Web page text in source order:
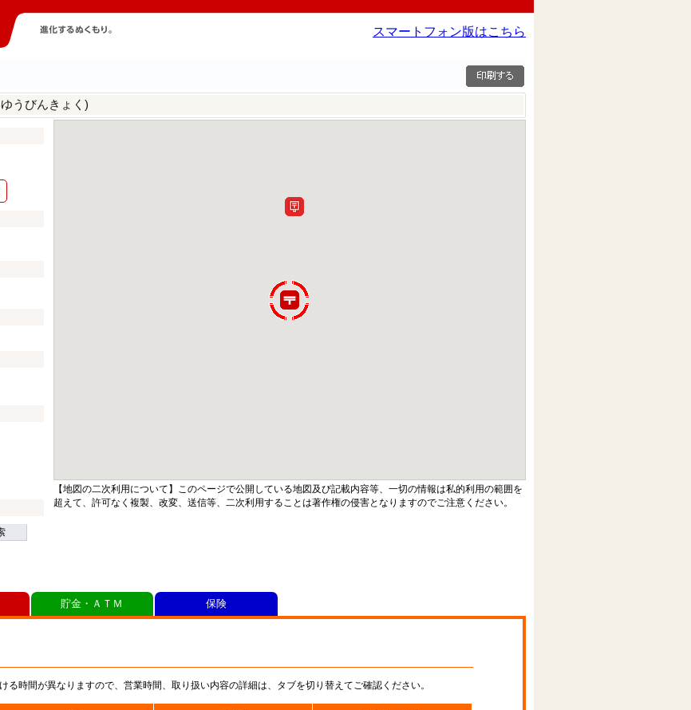
スマートフォン版はこちら
うびんきょく)
【地図の二次利用について】このページで公開している地図及び記載内容等、一切の情報は私的利用の範囲を
超えて、許可なく複製、改変、送信等、二次利用することは著作権の侵害となりますのでご注意ください。
時間が異なりますので、営業時間、取り扱い内容の詳細は、タブを切り替えてご確認ください。
貯金・ＡＴＭ 保険